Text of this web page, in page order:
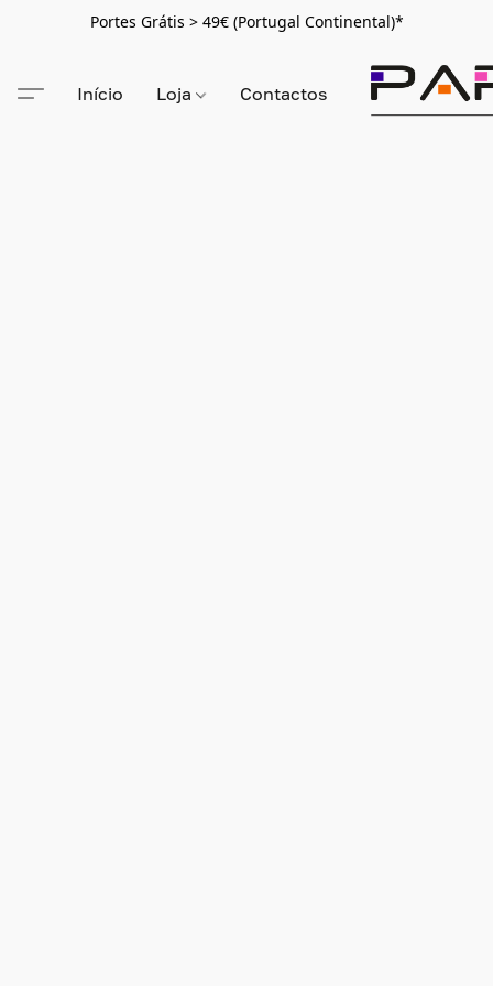
Portes Grátis > 49€ (Portugal Continental)*
Início Loja Contactos